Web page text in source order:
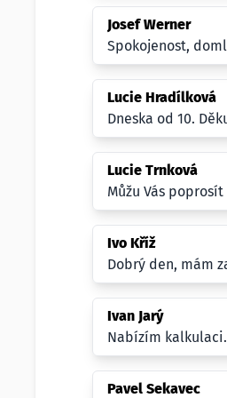
Josef Werner
Spokojenost,
Lucie Hradílková
Dneska od 10.
Lucie Trnková
Můžu Vás
Ivo Kříž
Dobrý den, mám
Ivan Jarý
Nabízím kalkulaci.
Pavel Sekavec